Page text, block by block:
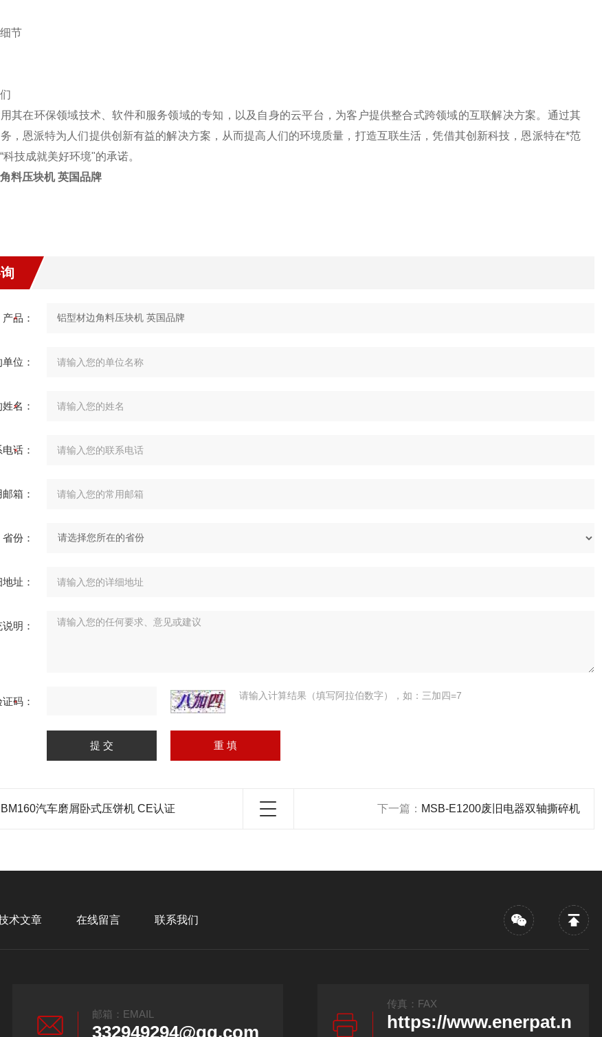
其在环保领域技术、软件和服务领域的专知，以及自身的云平台，为客户提供整合式跨领域的互联解决方案。通过其
，恩派特为人们提供创新有益的解决方案，从而提高人们的环境质量，打造互联生活，凭借其创新科技，恩派特在*范
科技成就美好环境"的承诺。
料压块机 英国品牌
产品：
位：
名：
话：
箱：
省份：
址：
明：
码： 请输入计算结果（填写阿拉伯数字），如：三加四=7
BM160汽车磨屑卧式压饼机 CE认证 下一篇： MSB-E1200废旧电器双轴撕碎机
术文章 在线留言 联系我们
邮箱：EMAIL
332949294@qq.com
传真：FAX
https://www.enerpat.n